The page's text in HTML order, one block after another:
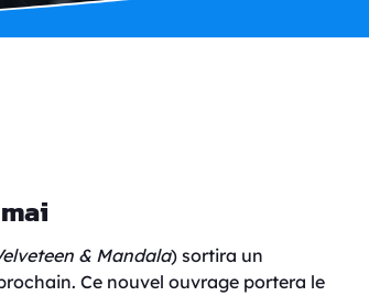
& Mandala) sortira un
Ce nouvel ouvrage portera le